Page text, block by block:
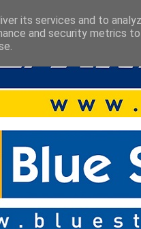
its services and to
and security metrics